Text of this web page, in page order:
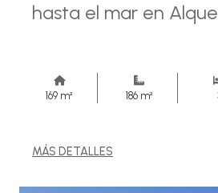
hasta el mar en
169 m² 186 m²
MÁS DETALLES